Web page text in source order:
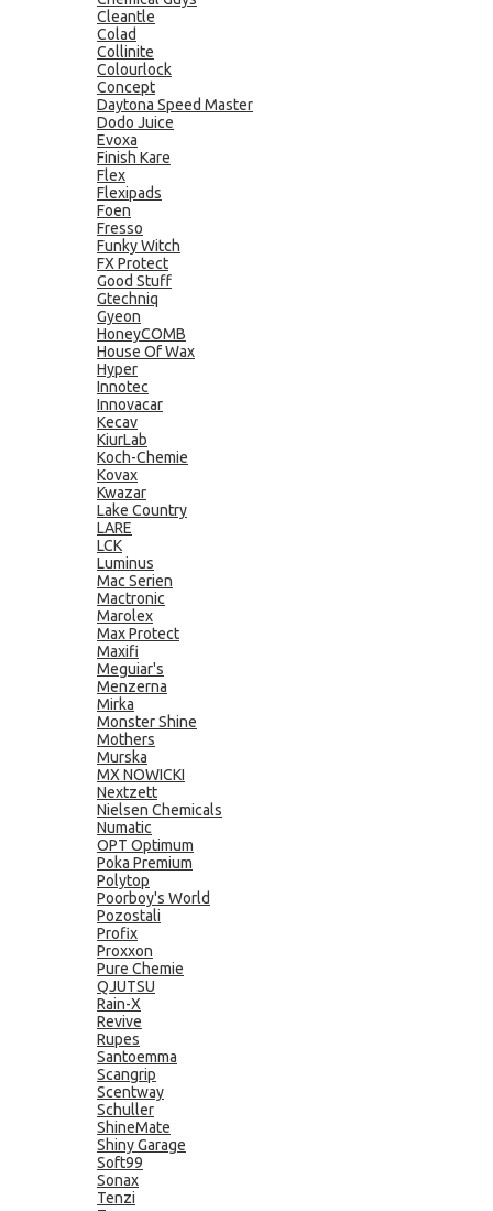
Cleantle
Colad
Collinite
Colourlock
Concept
Daytona Speed Master
Dodo Juice
Evoxa
Finish Kare
Flex
Flexipads
Foen
Fresso
Funky Witch
FX Protect
Good Stuff
Gtechniq
Gyeon
HoneyCOMB
House Of Wax
Hyper
Innotec
Innovacar
Kecav
KiurLab
Koch-Chemie
Kovax
Kwazar
Lake Country
LARE
LCK
Luminus
Mac Serien
Mactronic
Marolex
Max Protect
Maxifi
Meguiar's
Menzerna
Mirka
Monster Shine
Mothers
Murska
MX NOWICKI
Nextzett
Nielsen Chemicals
Numatic
OPT Optimum
Poka Premium
Polytop
Poorboy's World
Pozostali
Profix
Proxxon
Pure Chemie
QJUTSU
Rain-X
Revive
Rupes
Santoemma
Scangrip
Scentway
Schuller
ShineMate
Shiny Garage
Soft99
Sonax
Tenzi